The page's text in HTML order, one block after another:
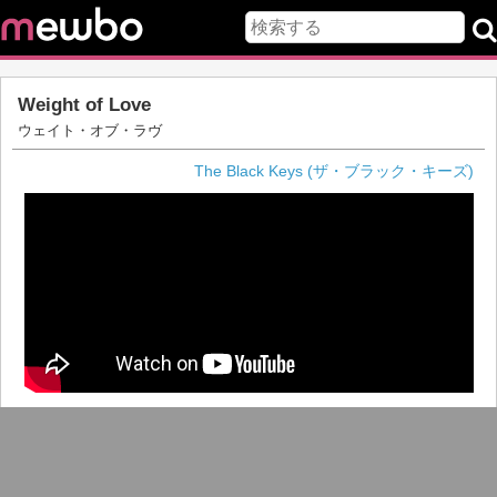
Weight of Love
ウェイト・オブ・ラヴ
The Black Keys (ザ・ブラック・キーズ)